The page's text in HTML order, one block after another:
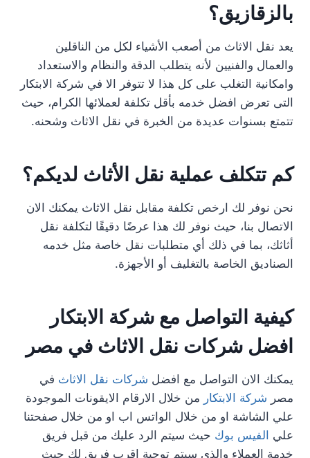
بالزقازيق؟
يعد نقل الاثاث من أصعب الأشياء لكل من الناقلين
والعمال والفنيين لأنه يتطلب الدقة والنظام والاستعداد
وامكانية التغلب على كل هذا لا تتوفر الا في شركة الابتكار
التى تعرض افضل خدمه بأقل تكلفة لعملائها الكرام، حيث
تتمتع بسنوات عديدة من الخبرة في نقل الاثاث وشحنه.
كم تتكلف عملية نقل الأثاث لديكم؟
نحن نوفر لك ارخص تكلفة مقابل نقل الاثاث يمكنك الان
الاتصال بنا، حيث نوفر لك هذا عرضًا دقيقًا لتكلفة نقل
أثاثك، بما في ذلك أي متطلبات نقل خاصة مثل خدمه
الصناديق الخاصة بالتغليف أو الأجهزة.
كيفية التواصل مع شركة الابتكار
افضل شركات نقل الاثاث في مصر
يمكنك الان التواصل مع افضل شركات نقل الاثاث في
مصر شركة الابتكار من خلال الارقام الايقونات الموجودة
علي الشاشة او من خلال الواتس اب او من خلال صفحتنا
علي الفيس بوك حيث سيتم الرد عليك من قبل فريق
خدمة العملاء والذي سيتم توجية اقرب فريق لك حيث